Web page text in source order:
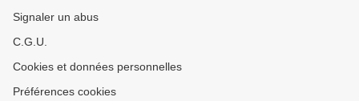
Signaler un abus
C.G.U.
Cookies et données personnelles
Préférences cookies